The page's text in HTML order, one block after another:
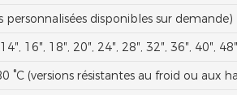
disponibles sur demande)
14″, 16″, 18″, 20″, 24″, 28″, 32″, 36″,
°C (versions résistantes au froid ou